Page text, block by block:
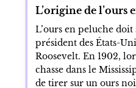
L’origine de l’ours
L’ours en peluche
président des États-
Roosevelt. En 1902,
chasse dans le
de tirer sur un ours